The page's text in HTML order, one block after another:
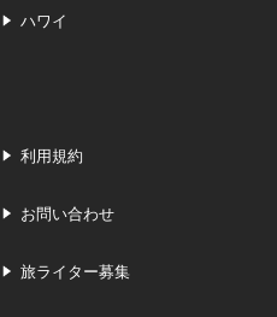
ハワイ
利用規約
お問い合わせ
旅ライター募集